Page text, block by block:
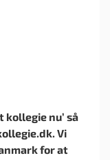
nu’ så
Vi
for at